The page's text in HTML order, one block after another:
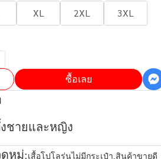
XL 2XL
3XL
ซื้อเลย
ชายและหญิง
หมู่:เสื้อโปโลรุ่นไม่มีกระเป๋า,สินค้าขายดี